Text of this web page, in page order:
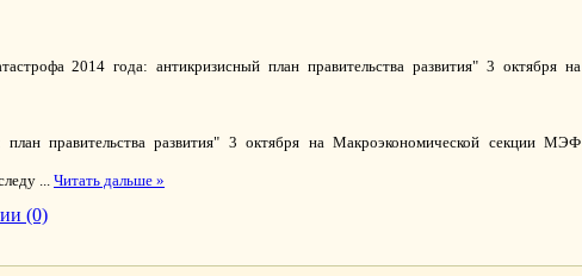
2014 года: антикризисный план правительства развития" 3 октября на
правительства развития" 3 октября на Макроэкономической секции МЭФ
... Читать дальше »
(0)